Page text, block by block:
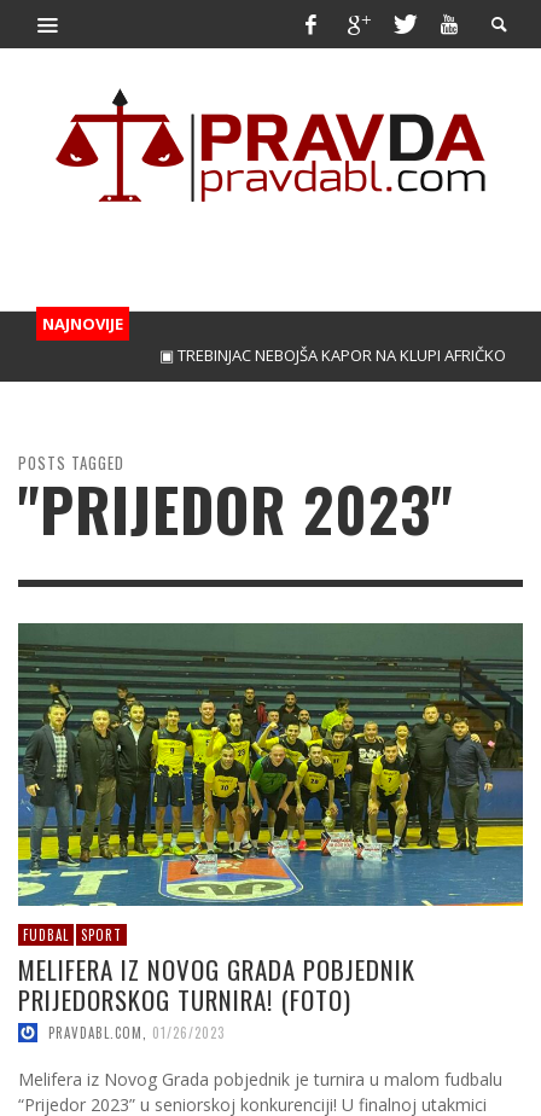
NAJNOVIJE
▣ TREBINJAC NEBOJŠA KAPOR NA KLUPI AFRIČKOG
POSTS TAGGED
"PRIJEDOR 2023"
FUDBAL SPORT
MELIFERA IZ NOVOG GRADA POBJEDNIK
PRIJEDORSKOG TURNIRA! (FOTO)
PRAVDABL.COM 01/26/2023
Melifera iz Novog Grada pobjednik je turnira u malom fudbalu
“Prijedor 2023” u seniorskoj konkurenciji! U finalnoj utakmici